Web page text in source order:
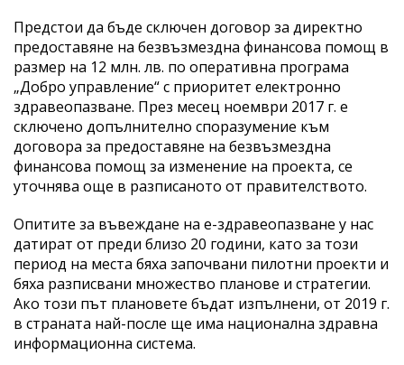
Предстои да бъде сключен договор за директно
предоставяне на безвъзмездна финансова помощ в
размер на 12 млн. лв. по оперативна програма
„Добро управление“ с приоритет електронно
здравеопазване. През месец ноември 2017 г. е
сключено допълнително споразумение към
договора за предоставяне на безвъзмездна
финансова помощ за изменение на проекта, се
уточнява още в разписаното от правителството.
Опитите за въвеждане на е-здравеопазване у нас
датират от преди близо 20 години, като за този
период на места бяха започвани пилотни проекти и
бяха разписвани множество планове и стратегии.
Ако този път плановете бъдат изпълнени, от 2019 г.
в страната най-после ще има национална здравна
информационна система.